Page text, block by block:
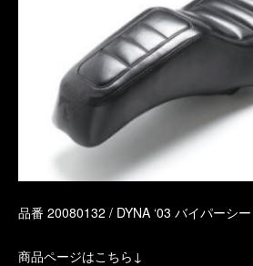
品番 20080132 / DYNA ‘03 バイパーシ
商品ページはこちら↓